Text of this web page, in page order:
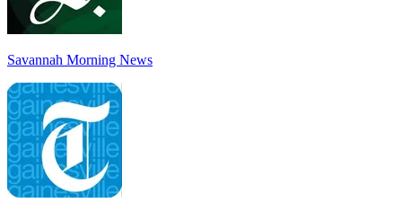
Savannah Morning News